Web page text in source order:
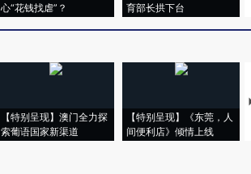
心“花钱找虐”？
育部长拱下台
【特别呈现】澳门全力探
索葡语国家新渠道
【特别呈现】《东莞，人
间便利店》倾情上线